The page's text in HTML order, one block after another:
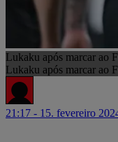
Lukaku após marcar ao
Lukaku após marcar ao
21:17 - 15. fevereiro